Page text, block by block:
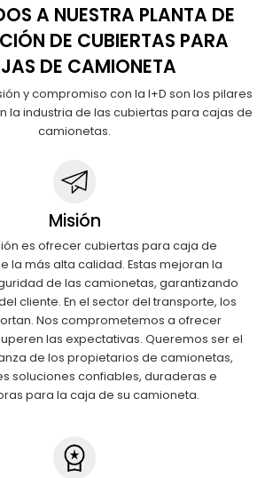
A NUESTRA PLANTA DE
DE CUBIERTAS PARA
DE CAMIONETA
y compromiso con la I+D son los pilares
la industria de las cubiertas para cajas de
camionetas.
Misión
es ofrecer cubiertas para caja de
la más alta calidad. Estas mejoran la
de las camionetas, garantizando
cliente. En el sector del transporte, los
Nos comprometemos a ofrecer
las expectativas. Queremos ser el
de los propietarios de camionetas,
soluciones confiables, duraderas e
para la caja de su camioneta.